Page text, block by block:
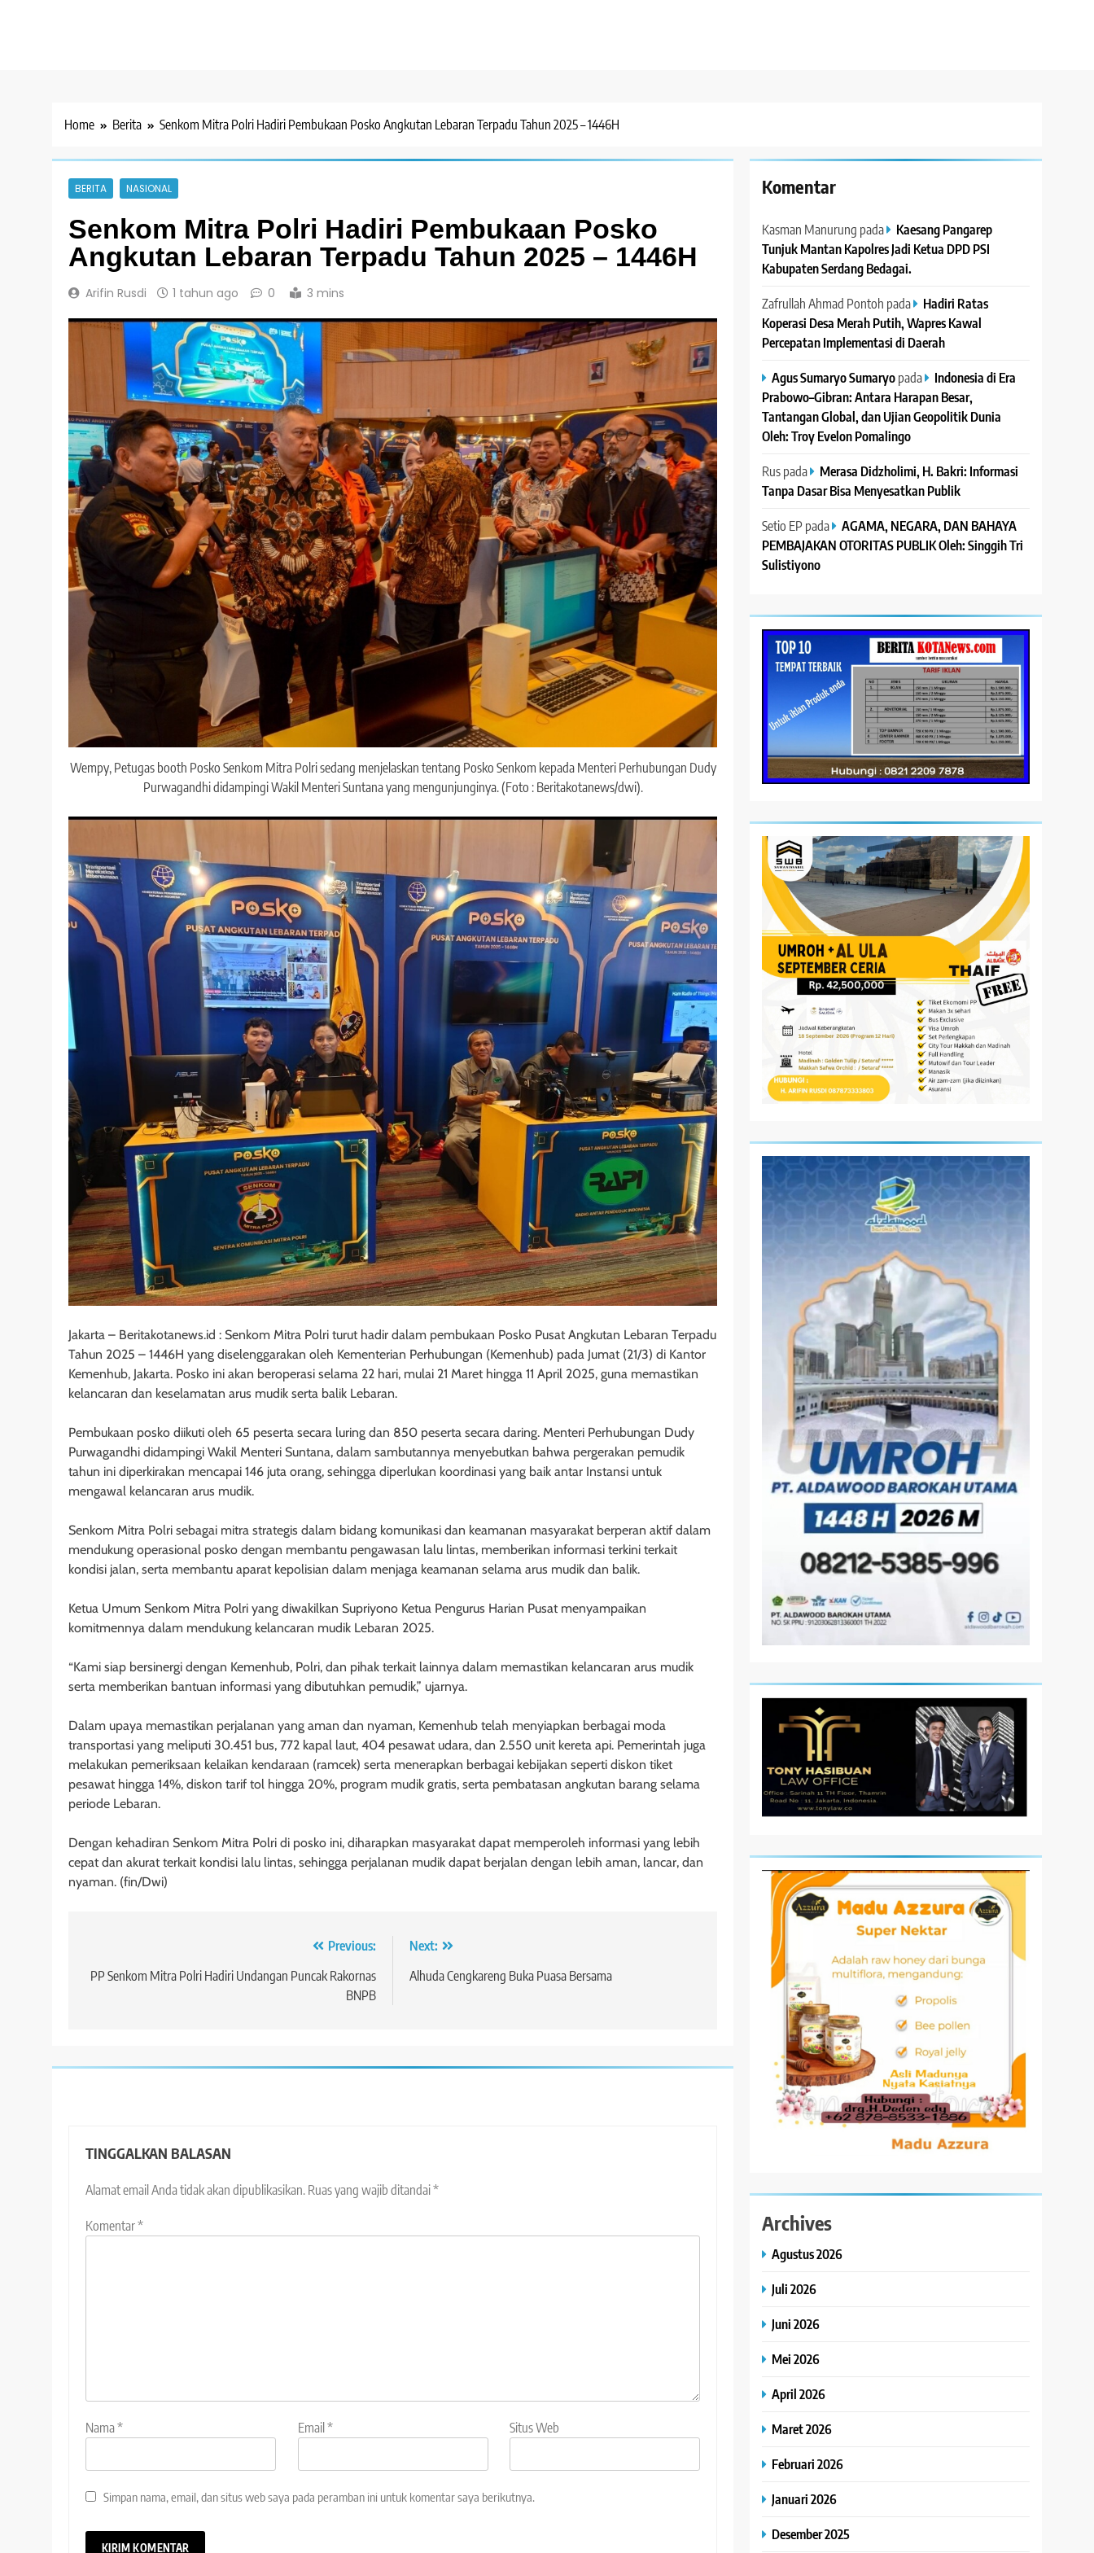
Home Berita Senkom Mitra Polri Hadiri Pembukaan Posko Angkutan Lebaran Terpadu Tahun 2025 – 1446H
BERITA NASIONAL
Senkom Mitra Polri Hadiri Pembukaan Posko
Angkutan Lebaran Terpadu Tahun 2025 – 1446H
Arifin Rusdi 1 tahun ago 0 3 mins
Wempy, Petugas booth Posko Senkom Mitra Polri sedang menjelaskan tentang Posko Senkom kepada Menteri Perhubungan Dudy
Purwagandhi didampingi Wakil Menteri Suntana yang mengunjunginya. (Foto : Beritakotanews/dwi).
Jakarta – Beritakotanews.id : Senkom Mitra Polri turut hadir dalam pembukaan Posko Pusat Angkutan Lebaran Terpadu
Tahun 2025 – 1446H yang diselenggarakan oleh Kementerian Perhubungan (Kemenhub) pada Jumat (21/3) di Kantor
Kemenhub, Jakarta. Posko ini akan beroperasi selama 22 hari, mulai 21 Maret hingga 11 April 2025, guna memastikan
kelancaran dan keselamatan arus mudik serta balik Lebaran.
Pembukaan posko diikuti oleh 65 peserta secara luring dan 850 peserta secara daring. Menteri Perhubungan Dudy
Purwagandhi didampingi Wakil Menteri Suntana, dalam sambutannya menyebutkan bahwa pergerakan pemudik
tahun ini diperkirakan mencapai 146 juta orang, sehingga diperlukan koordinasi yang baik antar Instansi untuk
mengawal kelancaran arus mudik.
Senkom Mitra Polri sebagai mitra strategis dalam bidang komunikasi dan keamanan masyarakat berperan aktif dalam
mendukung operasional posko dengan membantu pengawasan lalu lintas, memberikan informasi terkini terkait
kondisi jalan, serta membantu aparat kepolisian dalam menjaga keamanan selama arus mudik dan balik.
Ketua Umum Senkom Mitra Polri yang diwakilkan Supriyono Ketua Pengurus Harian Pusat menyampaikan
komitmennya dalam mendukung kelancaran mudik Lebaran 2025.
“Kami siap bersinergi dengan Kemenhub, Polri, dan pihak terkait lainnya dalam memastikan kelancaran arus mudik
serta memberikan bantuan informasi yang dibutuhkan pemudik,” ujarnya.
Dalam upaya memastikan perjalanan yang aman dan nyaman, Kemenhub telah menyiapkan berbagai moda
transportasi yang meliputi 30.451 bus, 772 kapal laut, 404 pesawat udara, dan 2.550 unit kereta api. Pemerintah juga
melakukan pemeriksaan kelaikan kendaraan (ramcek) serta menerapkan berbagai kebijakan seperti diskon tiket
pesawat hingga 14%, diskon tarif tol hingga 20%, program mudik gratis, serta pembatasan angkutan barang selama
periode Lebaran.
Dengan kehadiran Senkom Mitra Polri di posko ini, diharapkan masyarakat dapat memperoleh informasi yang lebih
cepat dan akurat terkait kondisi lalu lintas, sehingga perjalanan mudik dapat berjalan dengan lebih aman, lancar, dan
nyaman. (fin/Dwi)
pos
Previous:
PP Senkom Mitra Polri Hadiri Undangan Puncak Rakornas
BNPB
Next:
Alhuda Cengkareng Buka Puasa Bersama
TINGGALKAN BALASAN
Alamat email Anda tidak akan dipublikasikan. Ruas yang wajib ditandai*
Komentar*
Nama* Email* Situs Web
Simpan nama, email, dan situs web saya pada peramban ini untuk komentar saya berikutnya.
Komentar
Kasman Manurung pada
Kaesang Pangarep
Tunjuk Mantan Kapolres Jadi Ketua DPD PSI
Kabupaten Serdang Bedagai. ‎ ‎
Zafrullah Ahmad Pontoh pada
Hadiri Ratas
Koperasi Desa Merah Putih, Wapres Kawal
Percepatan Implementasi di Daerah
Agus Sumaryo Sumaryopada
Indonesia di Era
Prabowo–Gibran: Antara Harapan Besar,
Tantangan Global, dan Ujian Geopolitik Dunia
Oleh: Troy Evelon Pomalingo
Ruspada
Merasa Didzholimi, H. Bakri: Informasi
Tanpa Dasar Bisa Menyesatkan Publik
Setio EP pada AGAMA, NEGARA, DAN BAHAYA
PEMBAJAKAN OTORITAS PUBLIK Oleh: Singgih Tri
Sulistiyono
Archives
Agustus 2026
Juli 2026
Juni 2026
Mei 2026
April 2026
Maret 2026
Februari 2026
Januari 2026
Desember 2025